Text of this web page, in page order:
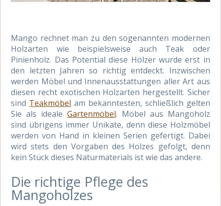
Mango rechnet man zu den sogenannten modernen
Holzarten wie beispielsweise auch Teak oder
Pinienholz. Das Potential diese Hölzer wurde erst in
den letzten Jahren so richtig entdeckt. Inzwischen
werden Möbel und Innenausstattungen aller Art aus
diesen recht exotischen Holzarten hergestellt. Sicher
sind Teakmöbel am bekanntesten, schließlich gelten
Sie als ideale Gartenmöbel. Möbel aus Mangoholz
sind übrigens immer Unikate, denn diese Holzmöbel
werden von Hand in kleinen Serien gefertigt. Dabei
wird stets den Vorgaben des Holzes gefolgt, denn
kein Stück dieses Naturmaterials ist wie das andere.
Die richtige Pflege des
Mangoholzes